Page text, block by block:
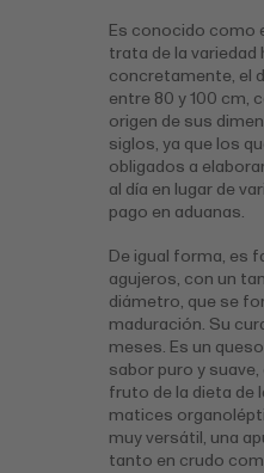
Es conocido como
trata de la
concretamente, el
entre 80 y 100 cm,
origen de sus
siglos, ya que los
obligados a
al día en lugar de
pago en aduanas.
De igual forma, es
agujeros, con un
diámetro, que se
maduración. Su
meses. Es un
sabor puro y
fruto de la dieta de
matices
muy versátil, una
tanto en crudo